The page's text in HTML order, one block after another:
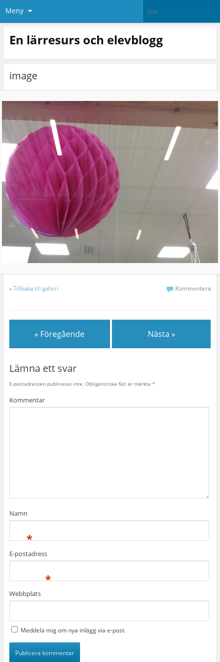
Meny
En lärresurs och elevblogg
image
«Tillbaka till galleri Kommentera
« Föregående Nästa »
Lämna ett svar
E-postadressen publiceras inte. Obligatoriska fält är märkta *
Kommentar
Namn
*
E-postadress
*
Webbplats
Meddela mig om nya inlägg via e-post.